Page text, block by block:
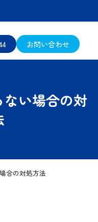
お問い合わせ
ない場合の対
合の対処方法